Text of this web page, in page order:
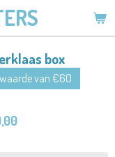
box
van €60